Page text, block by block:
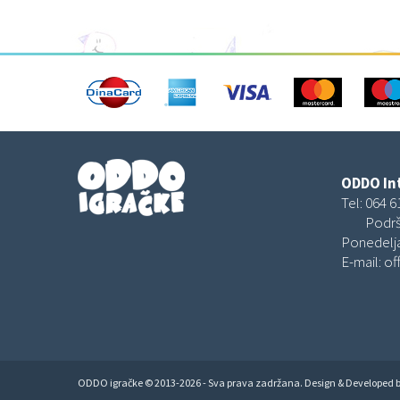
ODDO
Tel: 064
E-mail:
ODDO igračke © 2013-2026 - Sva prava zadržana. Design & Developed